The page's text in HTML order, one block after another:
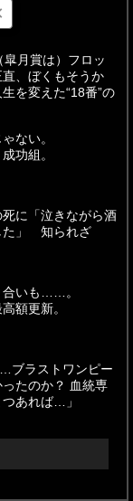
皐月賞は）フロッ
、ぼくもそうか
を変えた“18番”の
ない。
功組。
に「泣きながら酒
た」 知られざ
合いも……。
額更新。
ブラストワンピー
たのか？ 血統専
あれば…」